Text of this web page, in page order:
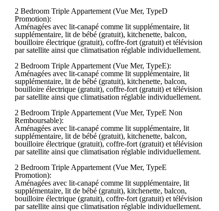
2 Bedroom Triple Appartement (Vue Mer, TypeD
Promotion):
Aménagées avec lit-canapé comme lit supplémentaire, lit
supplémentaire, lit de bébé (gratuit), kitchenette, balcon,
bouilloire électrique (gratuit), coffre-fort (gratuit) et télévision
par satellite ainsi que climatisation réglable individuellement.
2 Bedroom Triple Appartement (Vue Mer, TypeE):
Aménagées avec lit-canapé comme lit supplémentaire, lit
supplémentaire, lit de bébé (gratuit), kitchenette, balcon,
bouilloire électrique (gratuit), coffre-fort (gratuit) et télévision
par satellite ainsi que climatisation réglable individuellement.
2 Bedroom Triple Appartement (Vue Mer, TypeE Non
Remboursable):
Aménagées avec lit-canapé comme lit supplémentaire, lit
supplémentaire, lit de bébé (gratuit), kitchenette, balcon,
bouilloire électrique (gratuit), coffre-fort (gratuit) et télévision
par satellite ainsi que climatisation réglable individuellement.
2 Bedroom Triple Appartement (Vue Mer, TypeE
Promotion):
Aménagées avec lit-canapé comme lit supplémentaire, lit
supplémentaire, lit de bébé (gratuit), kitchenette, balcon,
bouilloire électrique (gratuit), coffre-fort (gratuit) et télévision
par satellite ainsi que climatisation réglable individuellement.